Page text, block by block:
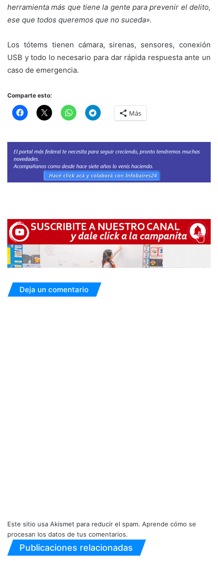
herramienta más que tiene la gente para prevenir el delito,
ese que todos queremos que no suceda».
Los tótems tienen cámara, sirenas, sensores, conexión
USB y todo lo necesario para dar rápida respuesta ante un
caso de emergencia.
Comparte esto:
Más
Deja un comentario
Este sitio usa Akismet para reducir el spam. Aprende cómo se
procesan los datos de tus comentarios.
Publicaciones relacionadas